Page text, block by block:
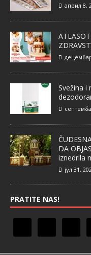
април 8,
Svežina i
DA
iznedrila
јул 31,
PRATITE NAS!